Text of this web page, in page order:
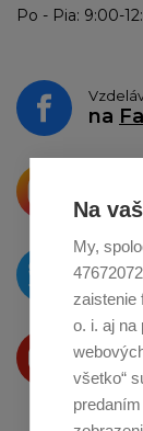
Po - Pia: 9:00-
na
o
O
na
na
Na
My,
zaistenie
o. i. aj na
všetko“